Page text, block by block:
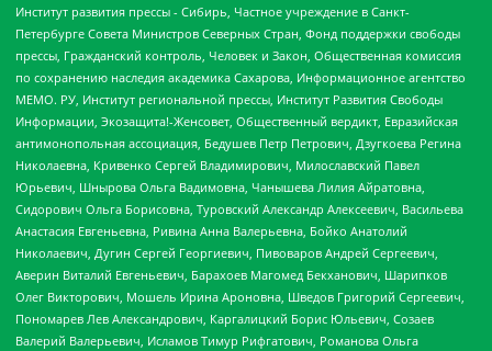
Институт развития прессы - Сибирь, Частное учреждение в Санкт-
Петербурге Совета Министров Северных Стран, Фонд поддержки свободы
прессы, Гражданский контроль, Человек и Закон, Общественная комиссия
по сохранению наследия академика Сахарова, Информационное агентство
МЕМО. РУ, Институт региональной прессы, Институт Развития Свободы
Информации, Экозащита!-Женсовет, Общественный вердикт, Евразийская
антимонопольная ассоциация, Бедушев Петр Петрович, Дзугкоева Регина
Николаевна, Кривенко Сергей Владимирович, Милославский Павел
Юрьевич, Шнырова Ольга Вадимовна, Чанышева Лилия Айратовна,
Сидорович Ольга Борисовна, Туровский Александр Алексеевич, Васильева
Анастасия Евгеньевна, Ривина Анна Валерьевна, Бойко Анатолий
Николаевич, Дугин Сергей Георгиевич, Пивоваров Андрей Сергеевич,
Аверин Виталий Евгеньевич, Барахоев Магомед Бекханович, Шарипков
Олег Викторович, Мошель Ирина Ароновна, Шведов Григорий Сергеевич,
Пономарев Лев Александрович, Каргалицкий Борис Юльевич, Созаев
Валерий Валерьевич, Исламов Тимур Рифгатович, Романова Ольга